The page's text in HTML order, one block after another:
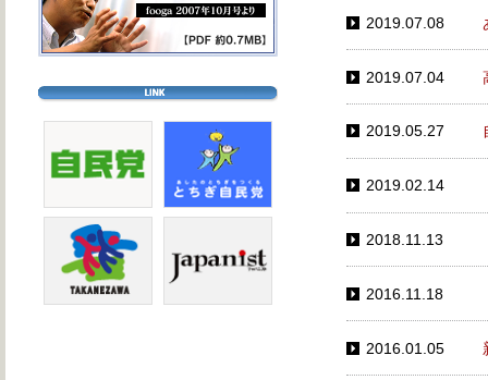
2019.07.08
2019.07.04
2019.05.27
2019.02.14
2018.11.13
2016.11.18
2016.01.05